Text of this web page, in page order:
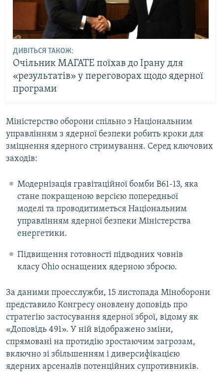
ДИВІТЬСЯ ТАКОЖ:
Очільник МАГАТЕ поїхав до Ірану для
«результатів» у переговорах щодо ядерної
програми
Міністерство оборони спільно з Національним
управлінням з ядерної безпеки робить кроки для
зміцнення ядерного стримування. Серед ключових
заходів:
Модернізація гравітаційної бомби B61-13, яка
стане покращеною версією попередньої
моделі та проводитиметься Національним
управлінням ядерної безпеки Міністерства
енергетики.
Підвищення готовності підводних човнів
класу Ohio оснащених ядерною зброєю.
За даними проесслужби, 15 листопада Міноборони
представило Конгресу оновлену доповідь про
стратегію застосування ядерної зброї, відому як
«Доповідь 491». У ній відображено зміни,
спрямовані на протидію зростаючим загрозам,
включно зі збільшенням і диверсифікацією
ядерних арсеналів потенційних супротивників.